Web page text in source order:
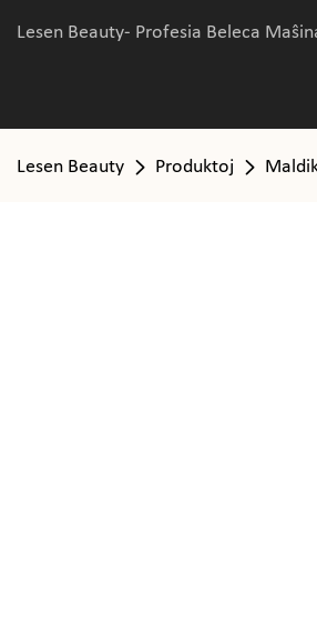
Lesen Beauty- Profesia Beleca
Lesen Beauty Produktoj